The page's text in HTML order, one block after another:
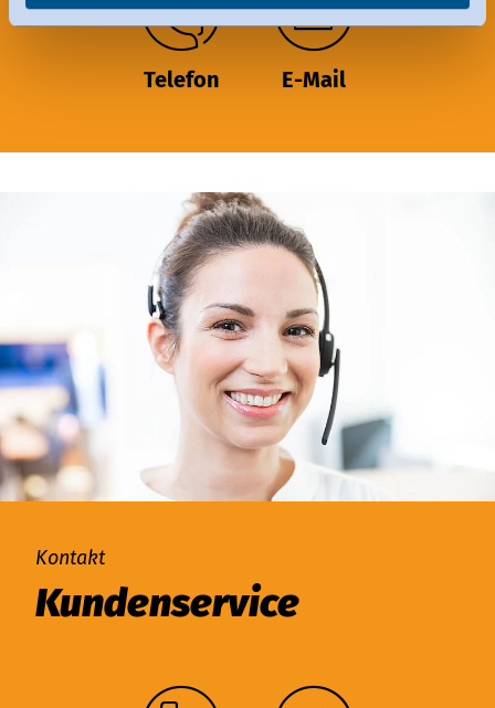
Sie können erteilte Einwilligungen jederzeit
widerrufen.
Telefon E-Mail
Kontakt
Kundenservice